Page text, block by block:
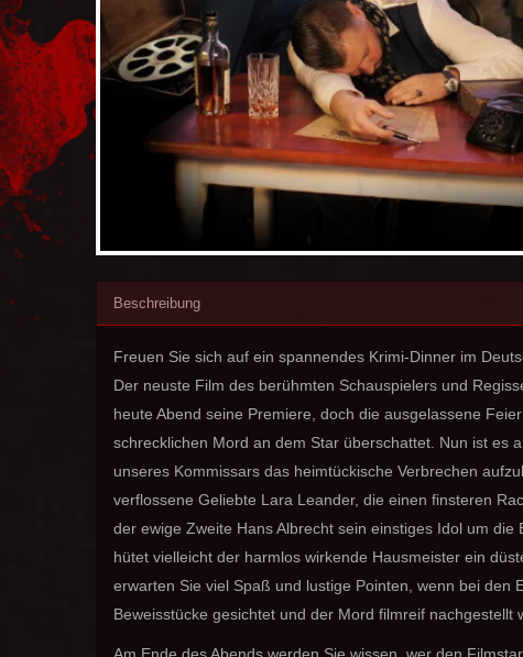
Beschreibung
Freuen Sie sich auf ein spannendes Krimi-Dinner im
Der neuste Film des berühmten Schauspielers und
heute Abend seine Premiere, doch die ausgelassene
schrecklichen Mord an dem Star überschattet. Nun ist es
unseres Kommissars das heimtückische Verbrechen
verflossene Geliebte Lara Leander, die einen finsteren
der ewige Zweite Hans Albrecht sein einstiges Idol um die
hütet vielleicht der harmlos wirkende Hausmeister ein
erwarten Sie viel Spaß und lustige Pointen, wenn bei den
Beweisstücke gesichtet und der Mord filmreif nachgestellt
Am Ende des Abends werden Sie wissen, wer den